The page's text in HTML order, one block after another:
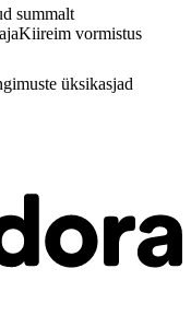
summalt
Kiireim vormistus
üksikasjad